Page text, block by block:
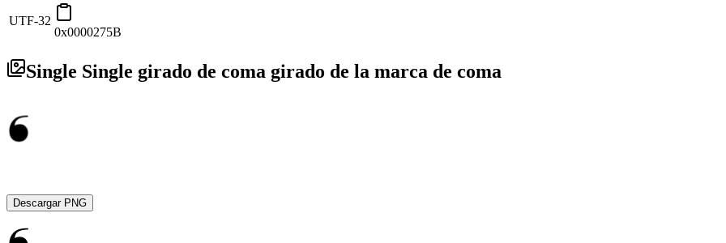
UTF-32
0x0000275B
Single Single girado de coma girado de la marca de coma
Descargar PNG